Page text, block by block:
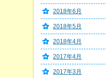
2018年6月
2018年5月
2018年4月
2017年4月
2017年3月